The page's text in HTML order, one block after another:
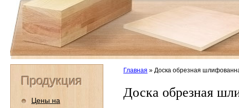
Главная » Доска обрезная
Доска обрезная
Продукция
Цены на